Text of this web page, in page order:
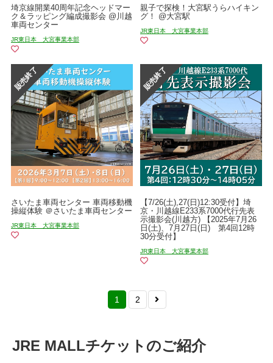
埼京線開業40周年記念ヘッドマー
ク＆ラッピング編成撮影会 @川越
車両センター
JR東日本 大宮事業本部
親子で探検！大宮駅うらハイキン
グ！ @大宮駅
JR東日本 大宮事業本部
さいたま車両センター 車両移動機
操縦体験 ＠さいたま車両センター
JR東日本 大宮事業本部
【7/26(土),27(日)12:30受付】埼
京・川越線E233系7000代行先表
示撮影会(川越方) 【2025年7月26
日(土)、7月27日(日) 第4回12時
30分受付】
JR東日本 大宮事業本部
1 2
JRE MALLチケットのご紹介